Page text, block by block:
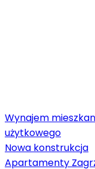
Wynajem
użytkowego
Nowa konstrukcja
Apartamenty